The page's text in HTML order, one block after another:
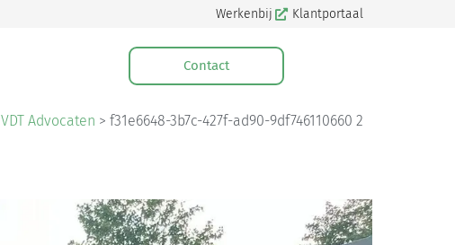
Werkenbij Klantportaal
Contact
VDT Advocaten > f31e6648-3b7c-427f-ad90-9df746110660 2